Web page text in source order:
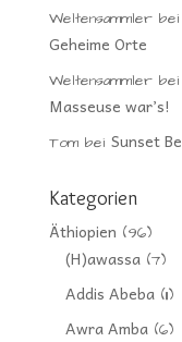
Weltensammlerbei
Geheime Orte
Weltensammlerbei
Masseuse war’s!
Tombei Sunset
Kategorien
Äthiopien (96)
(H)awassa(7)
Addis Abeba(11)
Awra Amba(6)